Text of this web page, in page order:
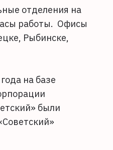
отделения на
работы. Офисы
Рыбинске,
на базе
были